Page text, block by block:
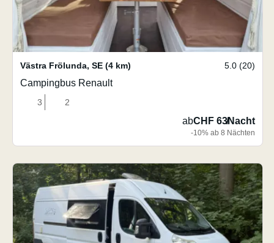
Västra Frölunda, SE (4 km) 5.0 (20)
Campingbus Renault
3 2
abCHF 63/Nacht
-10% ab 8 Nächten